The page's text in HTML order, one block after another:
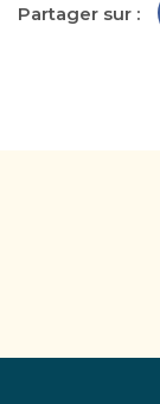
Partager sur :